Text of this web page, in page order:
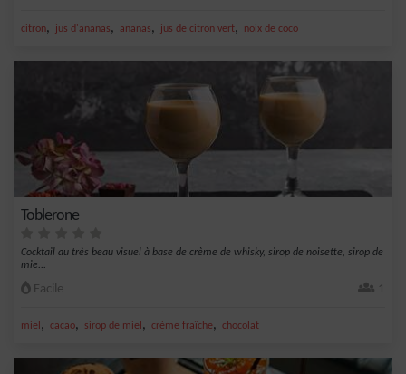
citron, jus d'ananas, ananas, jus de citron vert, noix de coco
Toblerone
Cocktail au très beau visuel à base de crème de whisky, sirop de noisette, sirop de
mie...
Facile 1
miel , cacao, sirop de miel , crème fraîche, chocolat